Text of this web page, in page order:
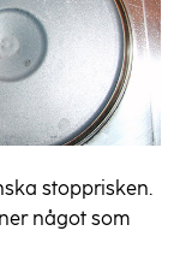
stopprisken.
något som